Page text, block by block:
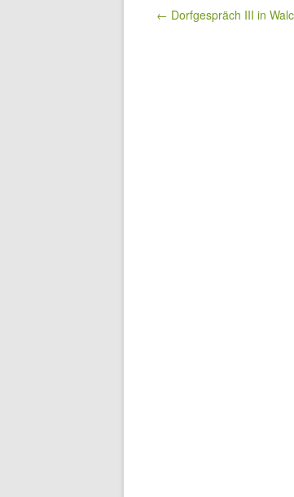
Beitragsnavigation
← Dorfgespräch III in